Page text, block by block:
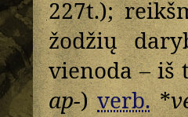
227t.);
žodžių
vienoda –
ap-)verb.*